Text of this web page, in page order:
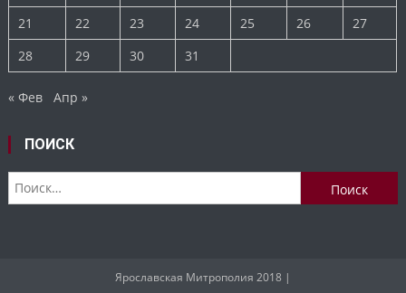
21
22 23 24 25 26
27
28
29 30 31
« Фев Апр »
ПОИСК
Найти:
Ярославская Митрополия 2018 |